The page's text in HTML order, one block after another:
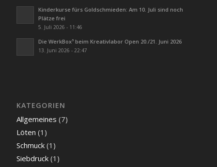
Kinderkurse fürs Goldschmieden: Am 10. Juli sind noch
Plätze frei
5. Juli 2026 - 11:46
Die WerkBox³ beim Kreativlabor Open 20./21. Juni 2026
13. Juni 2026 - 22:47
KATEGORIEN
Allgemeines (7)
Löten (1)
Schmuck(1)
Siebdruck(1)